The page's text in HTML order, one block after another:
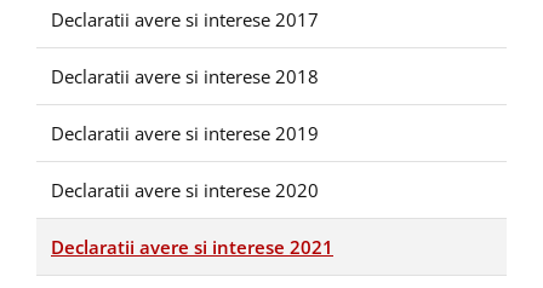
Declaratii avere si interese 2017
Declaratii avere si interese 2018
Declaratii avere si interese 2019
Declaratii avere si interese 2020
Declaratii avere si interese 2021